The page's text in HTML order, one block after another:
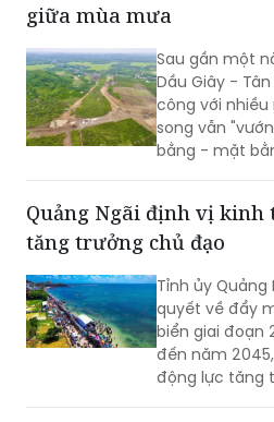
giữa mùa mưa
Sau gần một
Dầu Giây -
công với
song vẫn
bằng - mặt
Quảng Ngãi định vị kinh
tăng trưởng chủ đạo
Tỉnh ủy Quảng
quyết về đẩy
biển giai đoạn
đến năm
động lực tăng